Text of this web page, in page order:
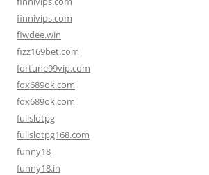
finnivips.com
fiwdee.win
fizz169bet.com
fortune99vip.com
fox689ok.com
fox689ok.com
fullslotpg
fullslotpg168.com
funny18
funny18.in